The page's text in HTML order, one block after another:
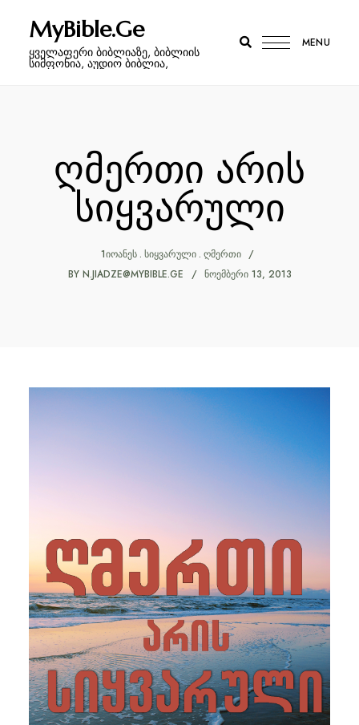
MyBible.Ge
ყველაფერი ბიბლიაზე, ბიბლიის
სიმფონია, აუდიო ბიბლია,
MENU
ღმერთი არის
სიყვარული
1ᲘᲝᲐᲜᲔᲡ ᲡᲘᲧᲕᲐᲠᲣᲚᲘ ᲦᲛᲔᲠᲗᲘ
BY N.JIADZE@MYBIBLE.GE ᲜᲝᲔᲛᲑᲔᲠᲘ 13, 2013